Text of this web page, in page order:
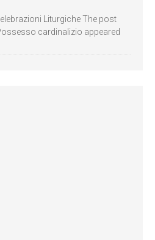
Liturgiche The post
cardinalizio appeared